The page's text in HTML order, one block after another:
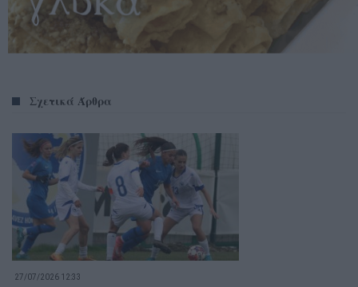
Σχετικά Άρθρα
27/07/2026 12:33